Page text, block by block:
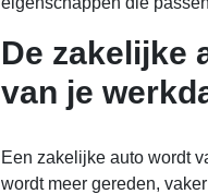
De zakelijke
van je
Een zakelijke auto wordt
wordt meer gereden,